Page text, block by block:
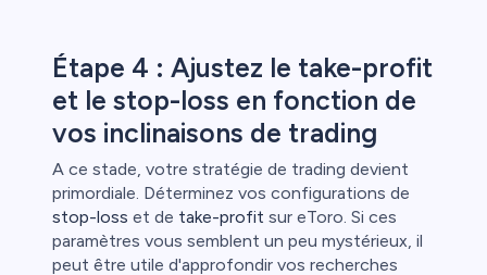
Étape 4 : Ajustez le take-profit
et le stop-loss en fonction de
vos inclinaisons de trading
A ce stade, votre stratégie de trading devient
primordiale. Déterminez vos configurations de
stop-loss et de take-profit sur eToro. Si ces
paramètres vous semblent un peu mystérieux, il
peut être utile d'approfondir vos recherches